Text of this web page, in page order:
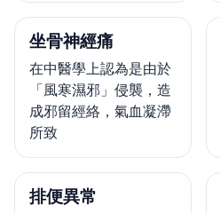
坐骨神經痛
在中醫學上認為是由於
「風寒濕邪」侵襲，造
成邪留經絡，氣血凝滯
所致
排便異常